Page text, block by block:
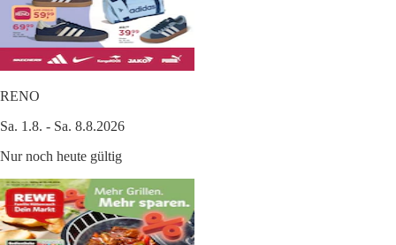
RENO
Sa. 1.8. - Sa. 8.8.2026
Nur noch heute gültig